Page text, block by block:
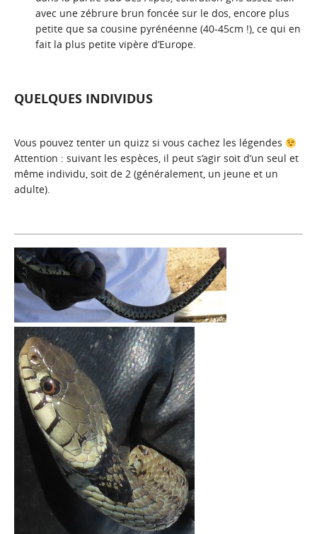
avec une zébrure brun foncée sur le dos, encore plus
petite que sa cousine pyrénéenne (40-45cm !), ce qui en
fait la plus petite vipère d’Europe.
QUELQUES INDIVIDUS
Vous pouvez tenter un quizz si vous cachez les légendes
Attention : suivant les espèces, il peut s’agir soit d’un seul et
même individu, soit de 2 (généralement, un jeune et un
adulte).